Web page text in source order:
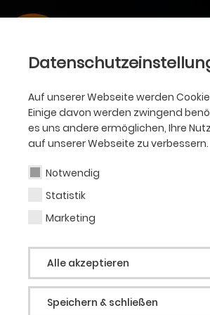
Auf unserer Webseite werden
Einige davon werden zwingend
es uns andere ermöglichen, Ihre
auf unserer Webseite zu verbessern.
Notwendig
Statistik
Marketing
Alle akzeptieren
Speichern & schließen